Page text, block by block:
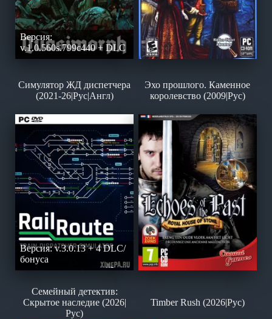
Версия:
v.1.0.560s.799c440 + DLC
Симулятор ЖД диспетчера
(2021-26|Рус|Англ)
Версия: v.3.0.13 + 4 DLC/
бонуса
Эхо прошлого. Каменное
королевство (2009|Рус)
Семейный детектив:
Скрытое наследие (2026|
Рус)
Timber Rush (2026|Рус)